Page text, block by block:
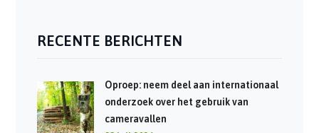
RECENTE BERICHTEN
Oproep: neem deel aan internationaal
onderzoek over het gebruik van
cameravallen